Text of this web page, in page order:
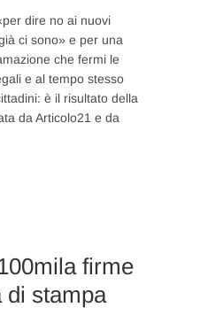
dire no ai nuovi
ci sono» e per una
che fermi le
e al tempo stesso
è il risultato della
da Articolo21 e da
firme
di stampa